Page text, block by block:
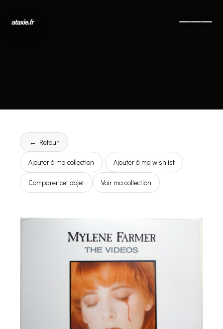
← Retour
Ajouter à ma collection Ajouter à ma wishlist
Comparer cet objet Voir ma collection